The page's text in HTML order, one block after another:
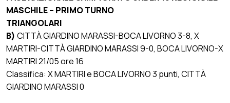
MASCHILE – PRIMO TURNO
TRIANGOLARI
B) CITTÀ GIARDINO MARASSI-BOCA LIVORNO 3-8, X
MARTIRI-CITTÀ GIARDINO MARASSI 9-0, BOCA LIVORNO-X
MARTIRI 21/05 ore 16
Classifica: X MARTIRI e BOCA LIVORNO 3 punti, CITTÀ
GIARDINO MARASSI 0